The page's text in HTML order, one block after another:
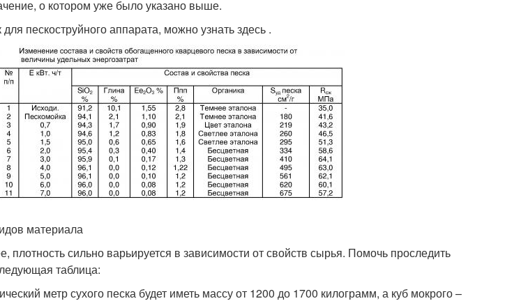
о котором уже было указано выше.
пескоструйного аппарата, можно узнать здесь .
материала
плотность сильно варьируется в зависимости от свойств сырья. Помочь проследить
таблица:
метр сухого песка будет иметь массу от 1200 до 1700 килограмм, а куб мокрого –